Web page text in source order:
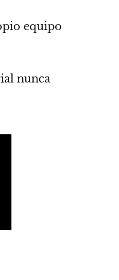
equipo
nunca